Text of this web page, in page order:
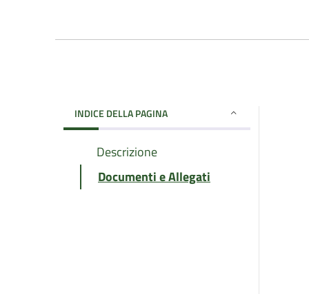
INDICE DELLA PAGINA
Descrizione
Documenti e Allegati